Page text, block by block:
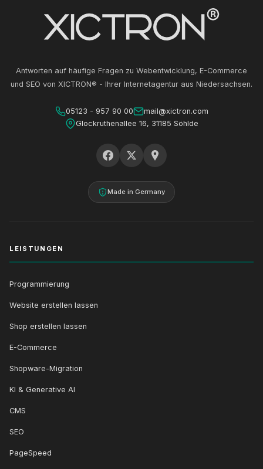
Antworten auf häufige Fragen zu Webentwicklung, E-Commerce
und SEO von XICTRON® - Ihrer Internetagentur aus Niedersachsen.
05123 - 957 90 00
mail@xictron.com
Glockruthenallee 16, 31185 Söhlde
Made in Germany
LEISTUNGEN
Programmierung
Website erstellen lassen
Shop erstellen lassen
E-Commerce
Shopware-Migration
KI & Generative AI
CMS
SEO
PageSpeed